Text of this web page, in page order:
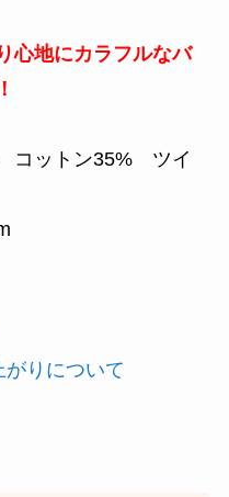
心地にカラフルなバ
コットン35% ツイ
りについて